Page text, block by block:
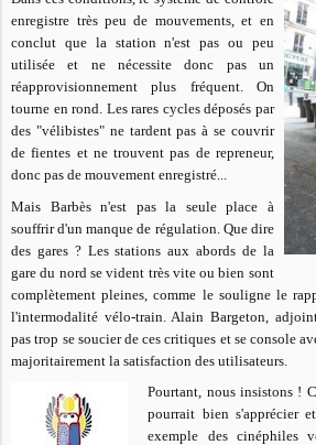
enregistre très peu de mouvements, et en
conclut que la station n'est pas ou peu
utilisée et ne nécessite donc pas un
réapprovisionnement plus fréquent. On
tourne en rond. Les rares cycles déposés par
des "vélibistes" ne tardent pas à se couvrir
de fientes et ne trouvent pas de repreneur,
donc pas de mouvement enregistré...
Mais Barbès n'est pas la seule place à
souffrir d'un manque de régulation. Que dire
des gares ? Les stations aux abords de la
gare du nord se vident très vite ou bien sont
complètement pleines, comme le souligne le
l'intermodalité vélo-train. Alain Bargeton,
pas trop se soucier de ces critiques et se console
majoritairement la satisfaction des utilisateurs.
Pourtant, nous insistons !
pourrait bien s'apprécier
exemple des cinéphiles